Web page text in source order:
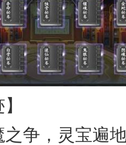
争，灵宝遍